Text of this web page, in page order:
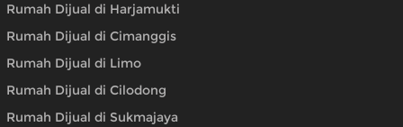
Rumah Dijual di Harjamukti
Rumah Dijual di Cimanggis
Rumah Dijual di Limo
Rumah Dijual di Cilodong
Rumah Dijual di Sukmajaya